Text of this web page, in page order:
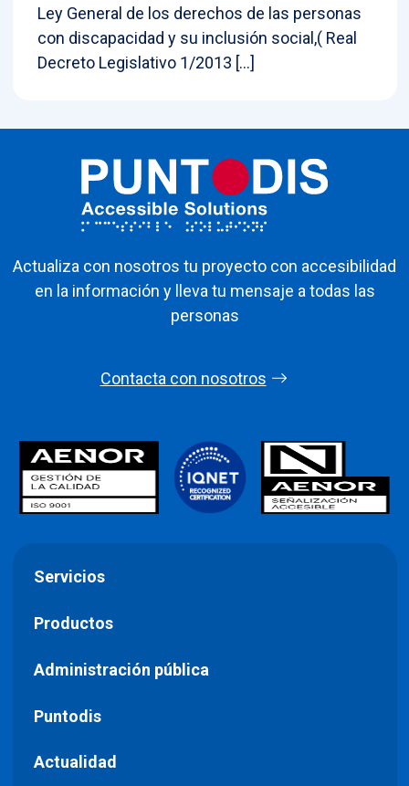
Ley General de los derechos de las personas
con discapacidad y su inclusión social,( Real
Decreto Legislativo 1/2013 […]
Actualiza con nosotros tu proyecto con accesibilidad
en la información y lleva tu mensaje a todas las
personas
Contacta con nosotros
Servicios
Productos
Administración pública
Puntodis
Actualidad